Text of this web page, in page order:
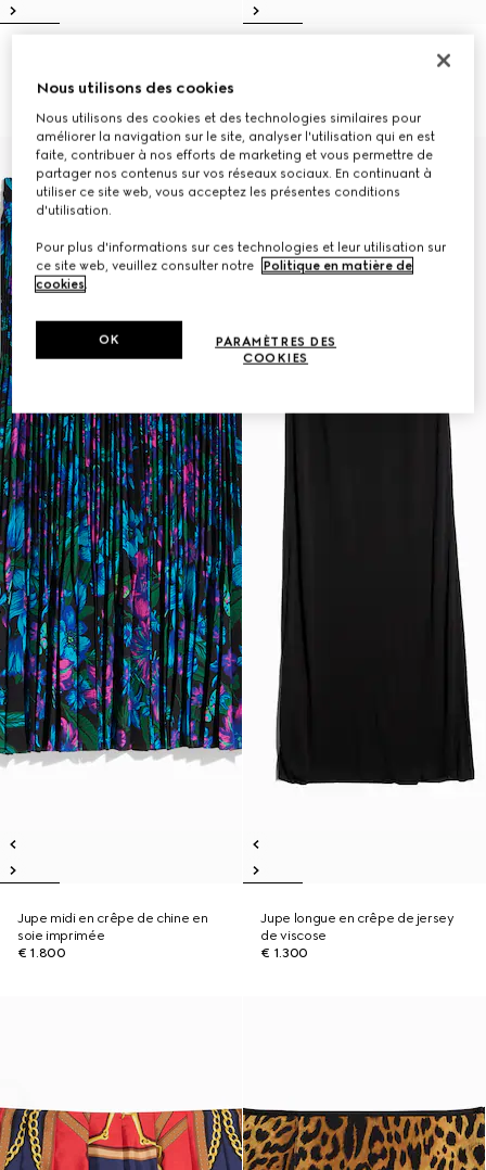
€ 1.400
Jupe midi en toile de coton GG
Nouveautés
Jupe midi en crêpe de chine en
soie imprimée
€ 1.800
Jupe longue en crêpe de jersey
de viscose
€ 1.300
Nous utilisons des cookies
Nous utilisons des cookies et des technologies similaires pour
améliorer la navigation sur le site, analyser l'utilisation qui en est
faite, contribuer à nos efforts de marketing et vous permettre de
partager nos contenus sur vos réseaux sociaux. En continuant à
utiliser ce site web, vous acceptez les présentes conditions
d'utilisation.
Pour plus d'informations sur ces technologies et leur utilisation sur
ce site web, veuillez consulter notre
Politique en matière de
cookies.
PARAMÈTRES DES
COOKIES
OK